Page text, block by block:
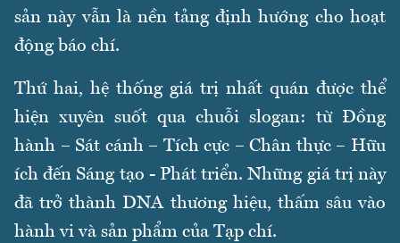
sản này vẫn là nền tảng định hướng cho hoạt
động báo chí.
Thứ hai, hệ thống giá trị nhất quán được thể
hiện xuyên suốt qua chuỗi slogan: từ Đồng
hành – Sát cánh – Tích cực – Chân thực – Hữu
ích đến Sáng tạo - Phát triển. Những giá trị này
đã trở thành DNA thương hiệu, thấm sâu vào
hành vi và sản phẩm của Tạp chí.